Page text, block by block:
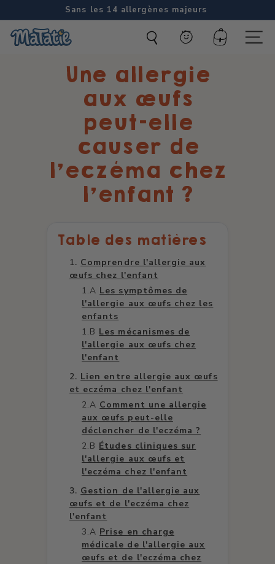
au
contenu
Diaporama
Pause
Sans les 14 allergènes majeurs
M
Compte
Une allergie
aux œufs
peut-elle
causer de
l’eczéma chez
l’enfant ?
Table des matières
Comprendre l'allergie aux
œufs chez l'enfant
Les symptômes de
l'allergie aux œufs chez les
enfants
Les mécanismes de
l'allergie aux œufs chez
l'enfant
Lien entre allergie aux œufs
et eczéma chez l'enfant
Comment une allergie
aux œufs peut-elle
déclencher de l'eczéma ?
Études cliniques sur
l'allergie aux œufs et
l'eczéma chez l'enfant
Gestion de l'allergie aux
œufs et de l'eczéma chez
l'enfant
Prise en charge
médicale de l'allergie aux
œufs et de l'eczéma chez